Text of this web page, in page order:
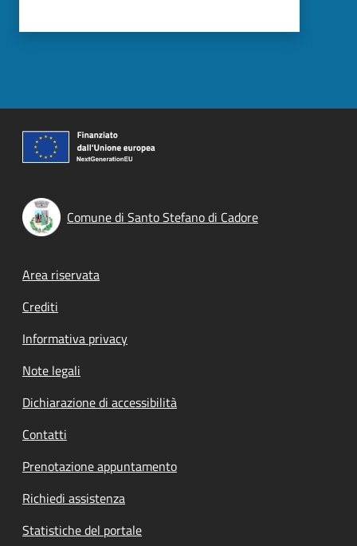
Comune di Santo Stefano di Cadore
Footer menu
Area riservata
Crediti
Informativa privacy
Note legali
Dichiarazione di accessibilità
Contatti
Prenotazione appuntamento
Richiedi assistenza
Statistiche del portale